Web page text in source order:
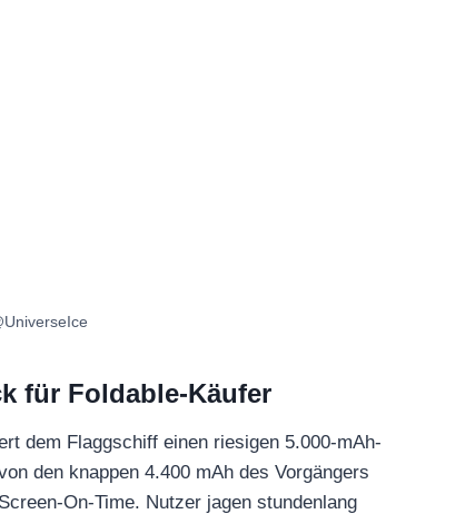
für Foldable-Käufer
dem Flaggschiff einen riesigen 5.000-mAh-
den knappen 4.400 mAh des Vorgängers
On-Time. Nutzer jagen stundenlang